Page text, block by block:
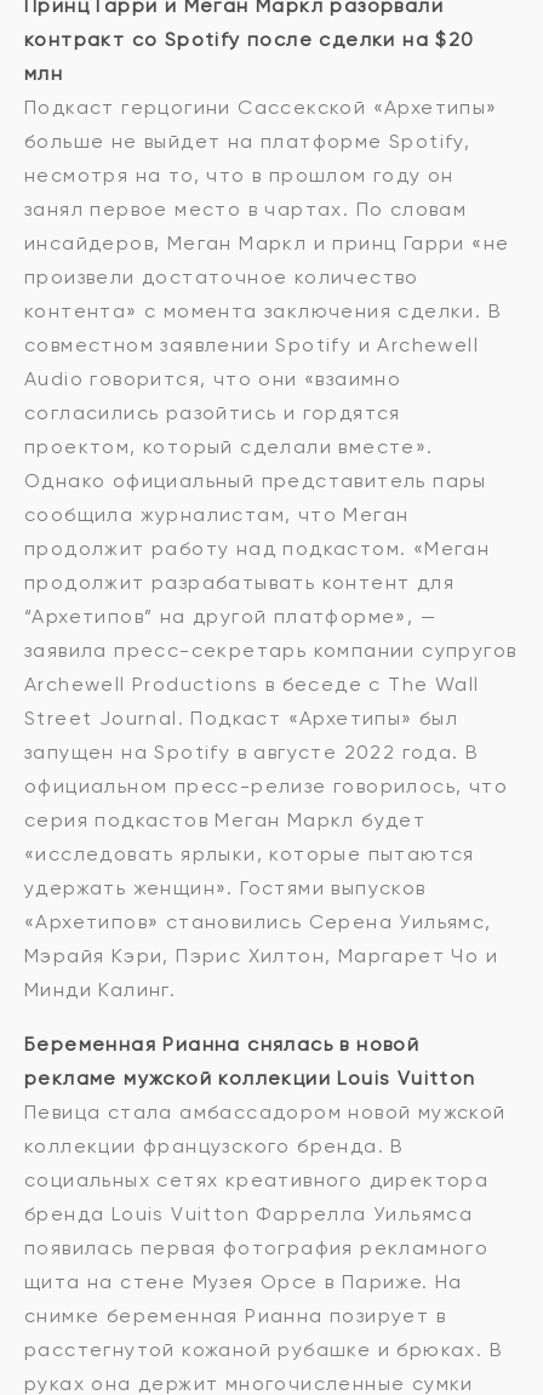
Принц Гарри и Меган Маркл разорвали
контракт со Spotify после сделки на $20
млн
Подкаст герцогини Сассекской «Архетипы»
больше не выйдет на платформе Spotify,
несмотря на то, что в прошлом году он
занял первое место в чартах. По словам
инсайдеров, Меган Маркл и принц Гарри «не
произвели достаточное количество
контента» с момента заключения сделки. В
совместном заявлении Spotify и Archewell
Audio говорится, что они «взаимно
согласились разойтись и гордятся
проектом, который сделали вместе».
Однако официальный представитель пары
сообщила журналистам, что Меган
продолжит работу над подкастом. «Меган
продолжит разрабатывать контент для
“Архетипов” на другой платформе», —
заявила пресс-секретарь компании супругов
Archewell Productions в беседе с The Wall
Street Journal. Подкаст «Архетипы» был
запущен на Spotify в августе 2022 года. В
официальном пресс-релизе говорилось, что
серия подкастов Меган Маркл будет
«исследовать ярлыки, которые пытаются
удержать женщин». Гостями выпусков
«Архетипов» становились Серена Уильямс,
Мэрайя Кэри, Пэрис Хилтон, Маргарет Чо и
Минди Калинг.
Беременная Рианна снялась в новой
рекламе мужской коллекции Louis Vuitton
Певица стала амбассадором новой мужской
коллекции французского бренда. В
социальных сетях креативного директора
бренда Louis Vuitton Фаррелла Уильямса
появилась первая фотография рекламного
щита на стене Музея Орсе в Париже. На
снимке беременная Рианна позирует в
расстегнутой кожаной рубашке и брюках. В
руках она держит многочисленные сумки